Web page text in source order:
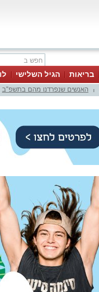
בריאות הגיל השלישי
האנשים שנפרדנו מהם בתשפ"ב